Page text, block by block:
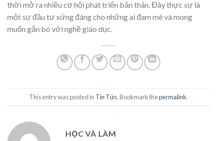
thời mở ra nhiều cơ hội phát triển bản thân. Đây thực sự là
một sự đầu tư xứng đáng cho những ai đam mê và mong
muốn gắn bó với nghề giáo dục.
This entry was posted in Tin Tức. Bookmark thepermalink.
HỌC VÀ LÀM